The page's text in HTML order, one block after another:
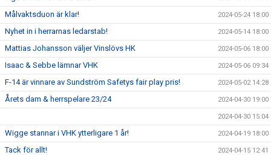
Målvaktsduon är klar! 2024-05-24 18:00
Nyhet in i herrarnas ledarstab! 2024-05-14 18:00
Mattias Johansson väljer Vinslövs HK 2024-05-06 18:00
Isaac & Sebbe lämnar VHK 2024-05-06 09:34
F-14 är vinnare av Sundström Safetys fair play pris! 2024-05-02 14:28
Årets dam & herrspelare 23/24 2024-04-30 19:00
2024-04-30 15:04
Wigge stannar i VHK ytterligare 1 år! 2024-04-19 18:00
Tack för allt! 2024-04-15 12:41